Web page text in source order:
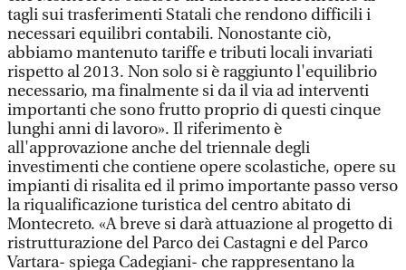
tagli sui trasferimenti Statali che rendono difficili i
necessari equilibri contabili. Nonostante ciò,
abbiamo mantenuto tariffe e tributi locali invariati
rispetto al 2013. Non solo si è raggiunto l'equilibrio
necessario, ma finalmente si da il via ad interventi
importanti che sono frutto proprio di questi cinque
lunghi anni di lavoro». Il riferimento è
all'approvazione anche del triennale degli
investimenti che contiene opere scolastiche, opere su
impianti di risalita ed il primo importante passo verso
la riqualificazione turistica del centro abitato di
Montecreto. «A breve si darà attuazione al progetto di
ristrutturazione del Parco dei Castagni e del Parco
Vartara- spiega Cadegiani- che rappresentano la